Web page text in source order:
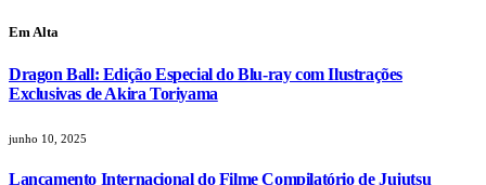
Em Alta
Dragon Ball: Edição Especial do Blu-ray com Ilustrações
Exclusivas de Akira Toriyama
junho 10, 2025
Lançamento Internacional do Filme Compilatório de Jujutsu